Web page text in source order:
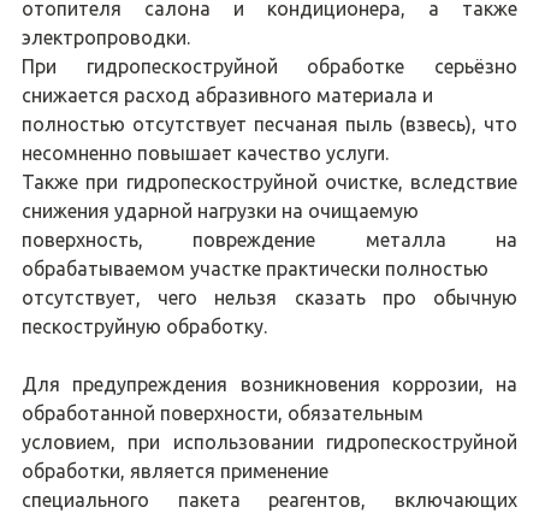
отопителя салона и кондиционера, а также
электропроводки.
При гидропескоструйной обработке серьёзно
снижается расход абразивного материала и
полностью отсутствует песчаная пыль (взвесь), что
несомненно повышает качество услуги.
Также при гидропескоструйной очистке, вследствие
снижения ударной нагрузки на очищаемую
поверхность, повреждение металла на
обрабатываемом участке практически полностью
отсутствует, чего нельзя сказать про обычную
пескоструйную обработку.
Для предупреждения возникновения коррозии, на
обработанной поверхности, обязательным
условием, при использовании гидропескоструйной
обработки, является применение
специального пакета реагентов, включающих